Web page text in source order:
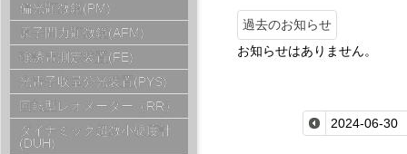
偏光顕微鏡(PM)
原子間力顕微鏡(AFM)
強誘電測定装置(FE)
光電子収量分光装置(PYS)
回転型レオメーター（RR）
ダイナミック超微小硬度計
(DUH)
過去のお知らせ
お知らせはありません。